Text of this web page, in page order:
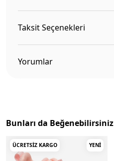
Taksit Seçenekleri
Yorumlar
Bunları da Beğenebilirsiniz
ÜCRETSIZ KARGO YENI